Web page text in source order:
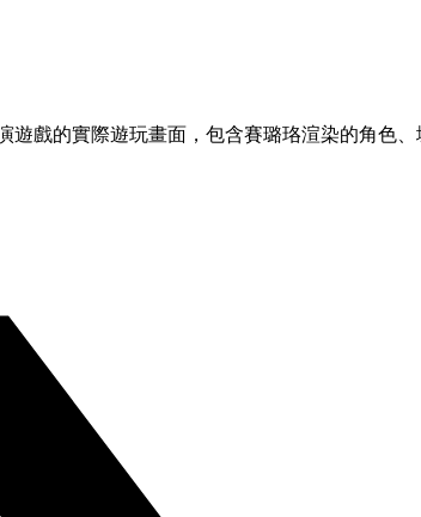
戲的實際遊玩畫面，包含賽璐珞渲染的角色